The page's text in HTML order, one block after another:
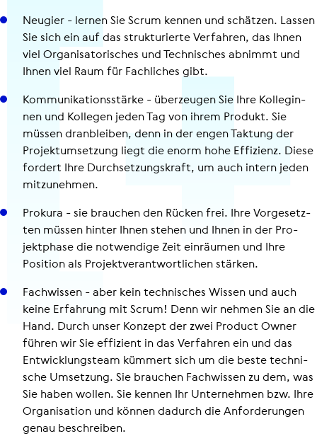
Neugier - lernen Sie Scrum kennen und schätzen. Lassen
Sie sich ein auf das struk­tu­rierte Verfahren, das Ihnen
viel Orga­ni­sa­to­ri­sches und Tech­ni­sches abnimmt und
Ihnen viel Raum für Fach­li­ches gibt.
Kom­mu­ni­ka­ti­ons­stärke - über­zeu­gen Sie Ihre Kol­le­gin­
nen und Kollegen jeden Tag von ihrem Produkt. Sie
müssen dran­blei­ben, denn in der engen Taktung der
Pro­jekt­um­set­zung liegt die enorm hohe Effizienz. Diese
fordert Ihre Durch­set­zungs­kraft, um auch intern jeden
mit­zu­neh­men.
Prokura - sie brauchen den Rücken frei. Ihre Vor­ge­setz­
ten müssen hinter Ihnen stehen und Ihnen in der Pro­
jekt­phase die not­wen­dige Zeit einräumen und Ihre
Position als Pro­jekt­ver­ant­wort­li­chen stärken.
Fach­wis­sen - aber kein tech­ni­sches Wissen und auch
keine Erfahrung mit Scrum! Denn wir nehmen Sie an die
Hand. Durch unser Konzept der zwei Product Owner
führen wir Sie effizient in das Verfahren ein und das
Ent­wick­lungs­team kümmert sich um die beste tech­ni­
sche Umsetzung. Sie brauchen Fach­wis­sen zu dem, was
Sie haben wollen. Sie kennen Ihr Unter­neh­men bzw. Ihre
Orga­ni­sa­tion und können dadurch die Anfor­de­run­gen
genau beschrei­ben.